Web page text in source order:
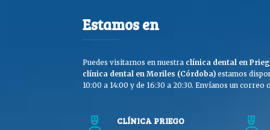
Estamos en
Puedes visitarnos en nuestra clínica dental en
clínica dental en Moriles (Córdoba) estamos
10:00 a 14:00 y de 16:30 a 20:30. Envíanos un correo
CLÍNICA PRIEGO